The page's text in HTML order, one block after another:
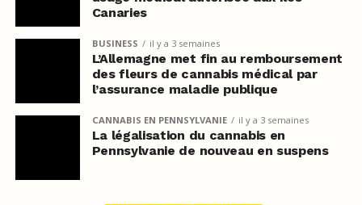
Canaries
BUSINESS il y a 3 semaines
L’Allemagne met fin au remboursement
des fleurs de cannabis médical par
l’assurance maladie publique
CANNABIS EN PENNSYLVANIE il y a 3 semaines
La légalisation du cannabis en
Pennsylvanie de nouveau en suspens